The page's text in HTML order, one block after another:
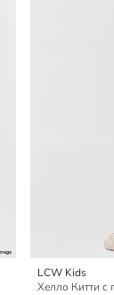
LCW Kids
Хелло Китти с